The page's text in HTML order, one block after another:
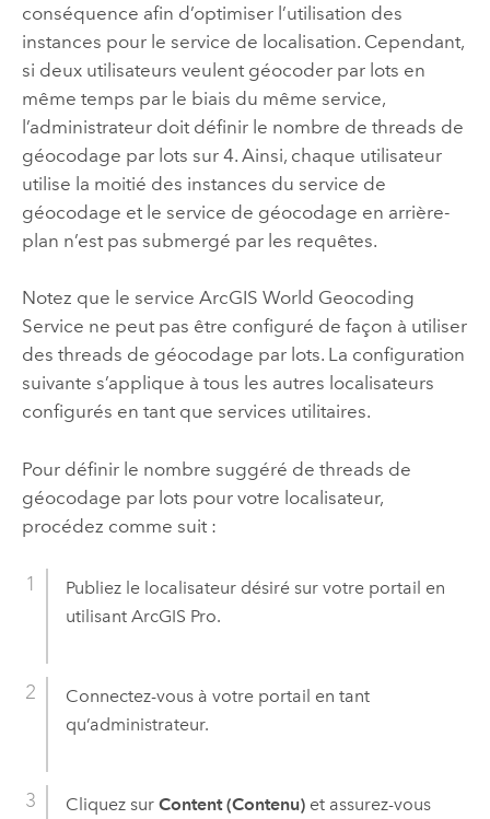
conséquence afin d’optimiser l’utilisation des
instances pour le service de localisation. Cependant,
si deux utilisateurs veulent géocoder par lots en
même temps par le biais du même service,
l’administrateur doit définir le nombre de threads de
géocodage par lots sur 4. Ainsi, chaque utilisateur
utilise la moitié des instances du service de
géocodage et le service de géocodage en arrière-
plan n’est pas submergé par les requêtes.
Notez que le service ArcGIS World Geocoding
Service ne peut pas être configuré de façon à utiliser
des threads de géocodage par lots. La configuration
suivante s’applique à tous les autres localisateurs
configurés en tant que services utilitaires.
Pour définir le nombre suggéré de threads de
géocodage par lots pour votre localisateur,
procédez comme suit :
Publiez le localisateur désiré sur votre portail en
utilisant ArcGIS Pro.
Connectez-vous à votre portail en tant
qu’administrateur.
Cliquez sur Content (Contenu)et assurez-vous